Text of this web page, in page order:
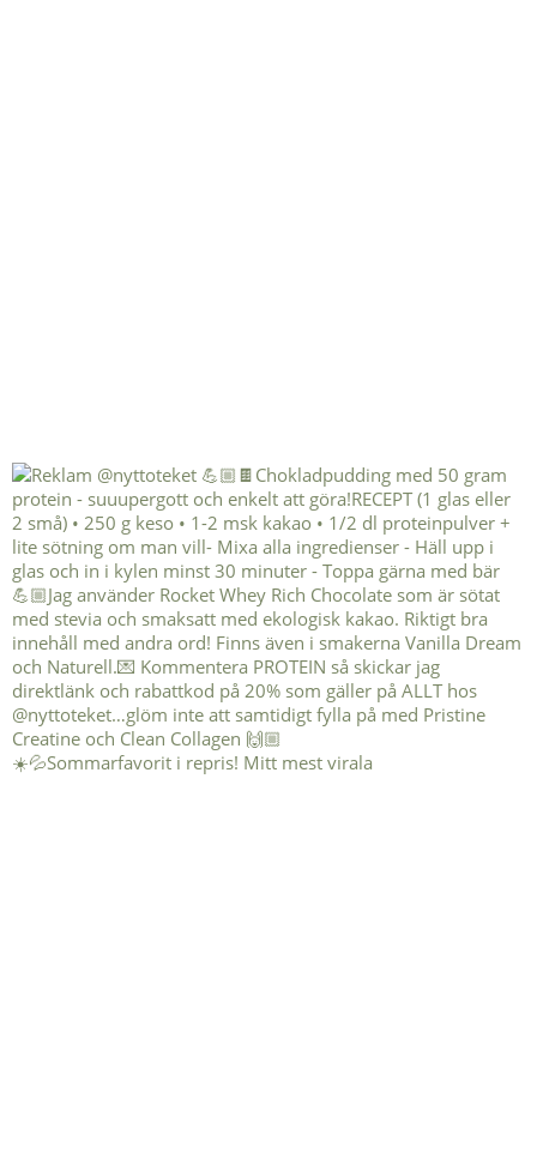
☀️💦Sommarfavorit i repris! Mitt mest virala